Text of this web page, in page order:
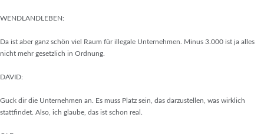
WENDLANDLEBEN:
Da ist aber ganz schön viel Raum für illegale Unternehmen. Minus 3.000 ist ja alles
nicht mehr gesetzlich in Ordnung.
DAVID:
Guck dir die Unternehmen an. Es muss Platz sein, das darzustellen, was wirklich
stattfindet. Also, ich glaube, das ist schon real.